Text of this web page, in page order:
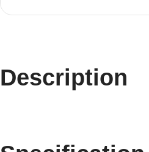
Description